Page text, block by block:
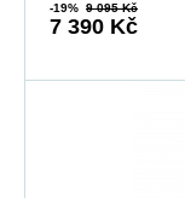
-19% 9 095 Kč
7 390 Kč